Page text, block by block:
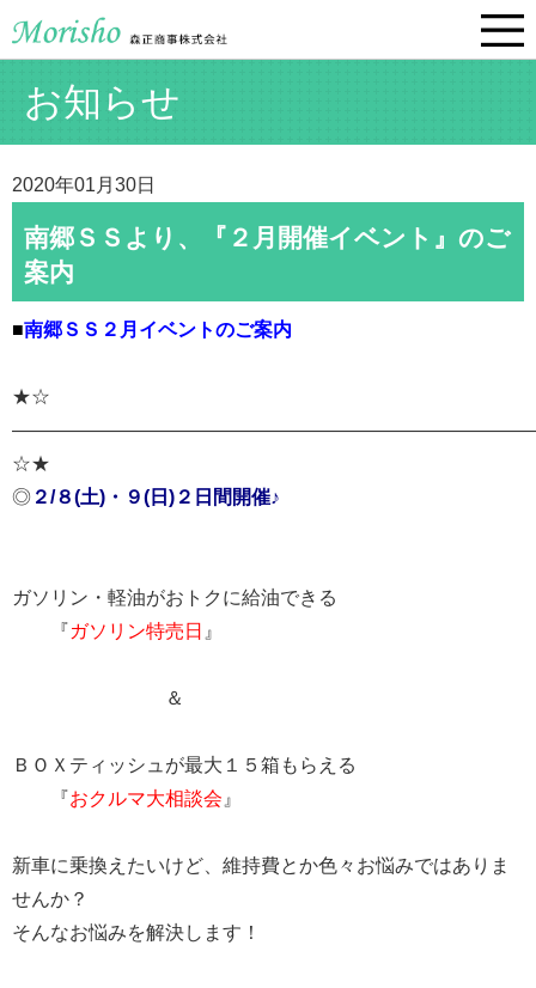
お知らせ
2020年01月30日
南郷ＳＳより、『２月開催イベント』のご
案内
■南郷ＳＳ２月イベントのご案内
★☆
☆★
◎ ２/８(土)・９(日)２日間開催♪
ガソリン・軽油がおトクに給油できる
『ガソリン特売日 』
＆
ＢＯＸティッシュが最大１５箱もらえる
『おクルマ大相談会 』
新車に乗換えたいけど、維持費とか色々お悩みではありま
せんか？
そんなお悩みを解決します！